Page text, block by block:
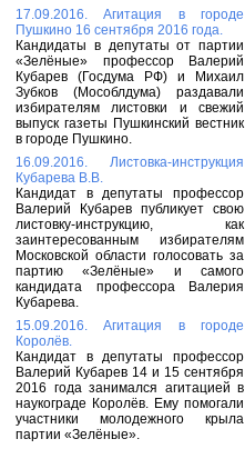
17.09.2016. Агитация в городе
Пушкино 16 сентября 2016 года.
Кандидаты в депутаты от партии
«Зелёные» профессор Валерий
Кубарев (Госдума РФ) и Михаил
Зубков (Мособлдума) раздавали
избирателям листовки и свежий
выпуск газеты Пушкинский вестник
в городе Пушкино.
16.09.2016. Листовка-инструкция
Кубарева В.В.
Кандидат в депутаты профессор
Валерий Кубарев публикует свою
листовку-инструкцию, как
заинтересованным избирателям
Московской области голосовать за
партию «Зелёные» и самого
кандидата профессора Валерия
Кубарева.
15.09.2016. Агитация в городе
Королёв.
Кандидат в депутаты профессор
Валерий Кубарев 14 и 15 сентября
2016 года занимался агитацией в
наукограде Королёв. Ему помогали
участники молодежного крыла
партии «Зелёные».